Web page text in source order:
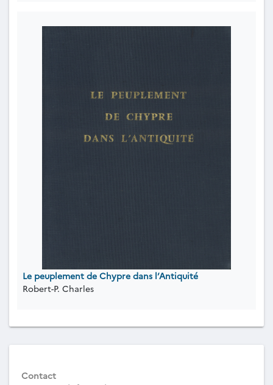
Le peuplement de Chypre dans l’Antiquité
Robert-P. Charles
Contact